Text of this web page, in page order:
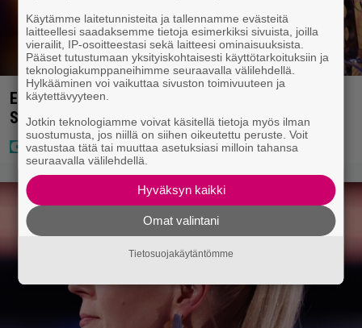
Eurojackpotissa poksahti 32,7 miljoonaa, ja tänne
Suomen isoin voitto meni
Käytämme laitetunnisteita ja tallennamme evästeitä
laitteellesi saadaksemme tietoja esimerkiksi sivuista, joilla
vierailit, IP-osoitteestasi sekä laitteesi ominaisuuksista.
Pääset tutustumaan yksityiskohtaisesti käyttötarkoituksiin ja
teknologiakumppaneihimme seuraavalla välilehdellä.
Hylkääminen voi vaikuttaa sivuston toimivuuteen ja
käytettävyyteen.
Jotkin teknologiamme voivat käsitellä tietoja myös ilman
suostumusta, jos niillä on siihen oikeutettu peruste. Voit
vastustaa tätä tai muuttaa asetuksiasi milloin tahansa
seuraavalla välilehdellä.
Hyväksyn kaikki
Omat valintani
Tietosuojakäytäntömme